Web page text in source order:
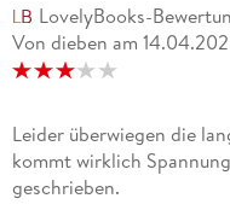
LovelyBooks-
Von dieben am
Leider überwiegen die
kommt wirklich
geschrieben.